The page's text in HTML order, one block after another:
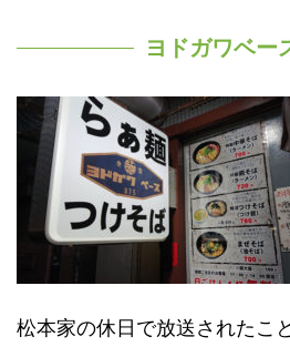
ヨドガワベー
松本家の休日で放送されたこ